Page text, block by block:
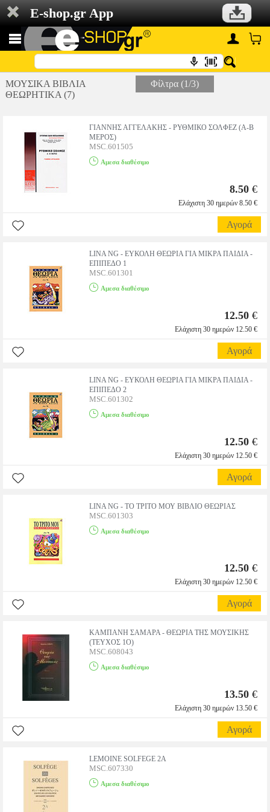
E-shop.gr App
ΜΟΥΣΙΚΑ ΒΙΒΛΙΑ
ΘΕΩΡΗΤΙΚΑ (7)
Φίλτρα (1/3)
ΓΙΑΝΝΗΣ ΑΓΓΕΛΑΚΗΣ - ΡΥΘΜΙΚΟ ΣΟΛΦΕΖ (Α-Β
ΜΕΡΟΣ)
MSC.601505
Αμεσα διαθέσιμο
8.50 €
Ελάχιστη 30 ημερών 8.50 €
Αγορά
LINA NG - ΕΥΚΟΛΗ ΘΕΩΡΙΑ ΓΙΑ ΜΙΚΡΑ ΠΑΙΔΙΑ -
ΕΠΙΠΕΔΟ 1
MSC.601301
Αμεσα διαθέσιμο
12.50 €
Ελάχιστη 30 ημερών 12.50 €
Αγορά
LINA NG - ΕΥΚΟΛΗ ΘΕΩΡΙΑ ΓΙΑ ΜΙΚΡΑ ΠΑΙΔΙΑ -
ΕΠΙΠΕΔΟ 2
MSC.601302
Αμεσα διαθέσιμο
12.50 €
Ελάχιστη 30 ημερών 12.50 €
Αγορά
LINA NG - ΤΟ ΤΡΙΤΟ ΜΟΥ ΒΙΒΛΙΟ ΘΕΩΡΙΑΣ
MSC.601303
Αμεσα διαθέσιμο
12.50 €
Ελάχιστη 30 ημερών 12.50 €
Αγορά
ΚΑΜΠΑΝΗ ΣΑΜΑΡΑ - ΘΕΩΡΙΑ ΤΗΣ ΜΟΥΣΙΚΗΣ
(ΤΕΥΧΟΣ 1Ο)
MSC.608043
Αμεσα διαθέσιμο
13.50 €
Ελάχιστη 30 ημερών 13.50 €
Αγορά
LEMOINE SOLFEGE 2A
MSC.607330
Αμεσα διαθέσιμο